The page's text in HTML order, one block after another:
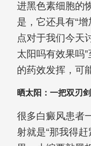
进黑色素细胞的
是，它还具有“
点对于我们今天
太阳吗有效果吗
的药效发挥，可
晒太阳：一把双刃
很多白癜风患者
射就是“那我得